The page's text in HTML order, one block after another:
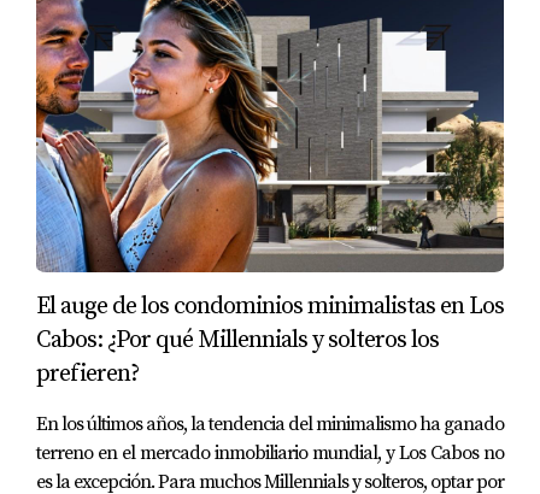
materiales nobles, como madera maciza y
mármol, añade un toque de sofisticación y
durabilidad, y convierte cualquier casa en un
espacio verdaderamente exclusivo.
Arte y Decoración de Paredes: Agregar arte
mexicano o californiano, como pinturas o
esculturas locales, no solo realza el diseño de
interiores, sino que también crea una conexión
cultural con el entorno de Los Cabos. Este tipo
de arte personalizado le da a la propiedad un
toque auténtico y característico que los
compradores de lujo valoran.
Iluminación Estratégica: Una buena
El auge de los condominios minimalistas en Los
Cabos: ¿Por qué Millennials y solteros los
prefieren?
En los últimos años, la tendencia del minimalismo ha ganado
terreno en el mercado inmobiliario mundial, y Los Cabos no
es la excepción. Para muchos Millennials y solteros, optar por